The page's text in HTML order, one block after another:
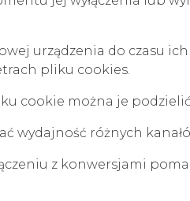
urządzenia do czasu
pliku cookies.
cookie można je
wydajność różnych
z konwersjami